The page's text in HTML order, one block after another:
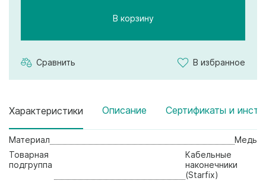
В корзину
Сравнить В избранное
Характеристики Описание Сертификаты и
Материал
Медь
Товарная
подгруппа
Кабельные
наконечники
(Starfix)